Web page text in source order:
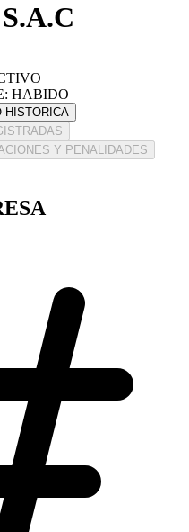
HABIDO
HISTORICA
Y PENALIDADES